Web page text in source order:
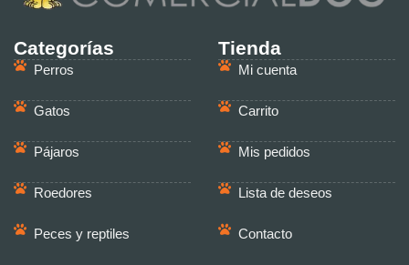
Categorías
Perros
Gatos
Pájaros
Roedores
Peces y reptiles
Tienda
Mi cuenta
Carrito
Mis pedidos
Lista de deseos
Contacto